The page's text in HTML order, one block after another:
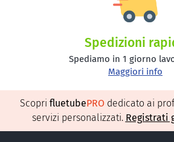
Spedizioni
Spediamo in 1 giorno
Maggiori info
Scopri fluetubePRO dedicato ai
servizi personalizzati. Registrati